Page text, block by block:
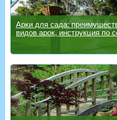
Арки для сада:
видов арок, инструкция по